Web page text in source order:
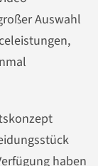
Auswahl
haben